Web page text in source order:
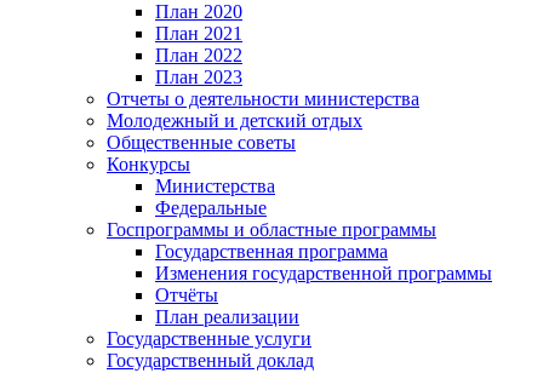
План 2020
План 2021
План 2022
План 2023
Отчеты о деятельности министерства
Молодежный и детский отдых
Общественные советы
Конкурсы
Министерства
Федеральные
Госпрограммы и областные программы
Государственная программа
Изменения государственной программы
Отчёты
План реализации
Государственные услуги
Государственный доклад